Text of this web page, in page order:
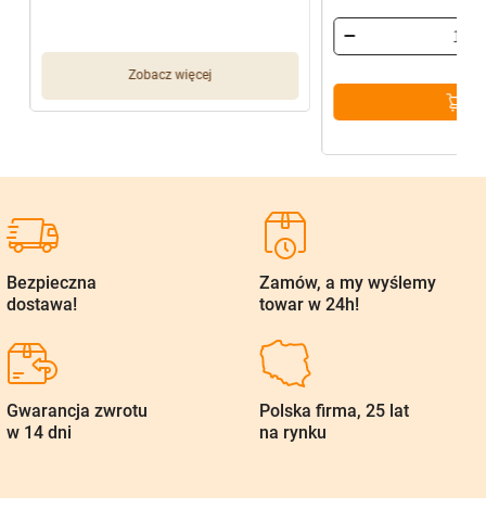
Zobacz więcej
cena
wynosiła:
385,70 zł.
cena
wynosi:
308,56 zł.
Bezpieczna
dostawa!
Zamów, a my wyślemy
towar w 24h!
Gwarancja zwrotu
w 14 dni
Polska firma, 25 lat
na rynku